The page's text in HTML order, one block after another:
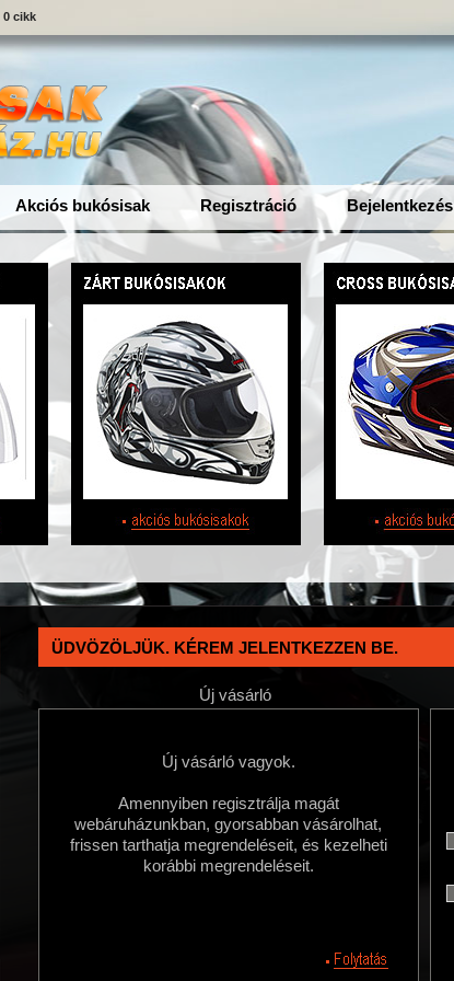
0 cikk
Akciós bukósisak Regisztráció Bejelentkezés
ÜDVÖZÖLJÜK. KÉREM JELENTKEZZEN BE.
Új vásárló
Új vásárló vagyok.
Amennyiben regisztrálja magát
webáruházunkban, gyorsabban vásárolhat,
frissen tarthatja megrendeléseit, és kezelheti
korábbi megrendeléseit.